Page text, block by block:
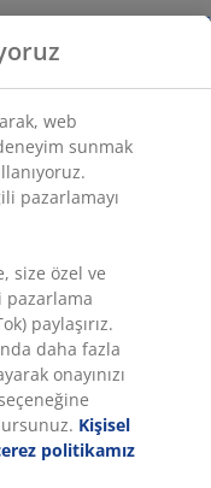
web
sunmak
pazarlamayı
size özel ve
paylaşırız.
daha fazla
onayınızı
Kişisel
politikamız